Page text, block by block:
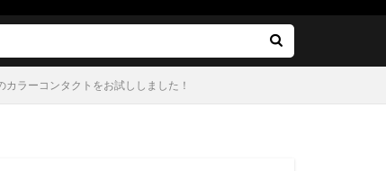
ラーコンタクトをお試ししました！